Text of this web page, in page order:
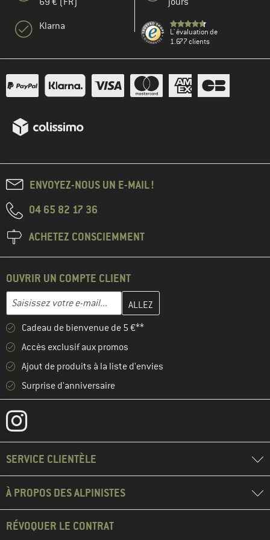
Klarna
L' évaluation de
1.677 clients
ENVOYEZ-NOUS UN E-MAIL !
04 65 82 17 36
ACHETEZ CONSCIEMMENT
OUVRIR UN COMPTE CLIENT
Adresse e-mail
Entrez votre adresse e-mail ici et créez votre compte client à la
Cadeau de bienvenue de 5 €**
Accès exclusif aux promos
Ajout de produits à la liste d'envies
Surprise d'anniversaire
SERVICE CLIENTÈLE
À PROPOS DES ALPINISTES
RÉVOQUER LE CONTRAT